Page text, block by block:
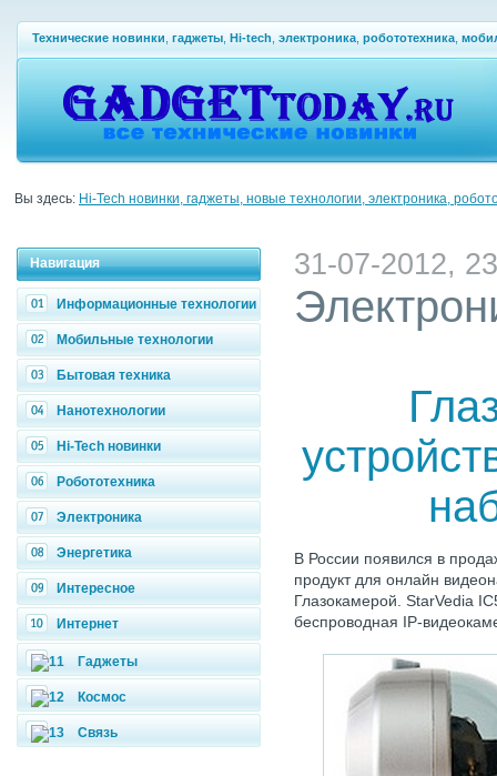
Технические новинки гаджеты Hi-tech электроника робототехника
Вы здесь: Hi-Tech новинки, гаджеты, новые технологии, электроника,
Навигация
Информационные технологии
Мобильные технологии
Бытовая техника
Нанотехнологии
Hi-Tech новинки
Робототехника
Электроника
Энергетика
Интересное
Интернет
Гаджеты
Космос
Связь
31-07-2012,
В России появился в
продукт для онлайн
Глазокамерой. StarVedia
беспроводная IP-